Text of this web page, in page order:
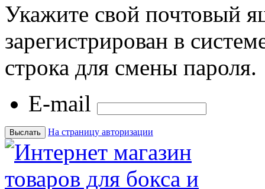
Укажите свой почтовый
зарегистрирован в
строка для смены пароля.
E-mail
На страницу авторизации